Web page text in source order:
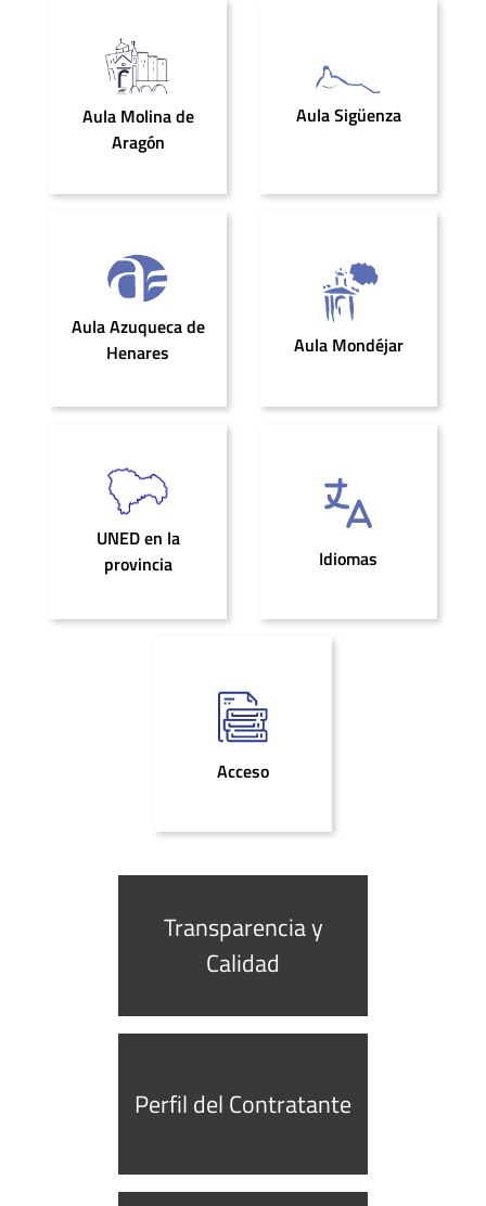
Aula Molina de
Aragón
Aula Sigüenza
Aula Azuqueca de
Henares
Aula Mondéjar
UNED en la
provincia
Idiomas
Acceso
Transparencia y
Calidad
Perfil del Contratante